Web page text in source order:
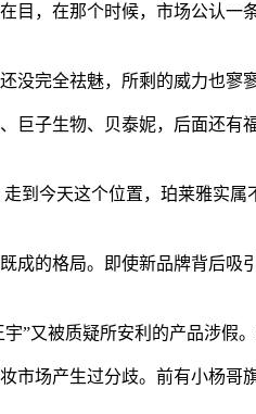
，在那个时候，市场公认
没完全祛魅，所剩的威力也寥
子生物、贝泰妮，后面还
到今天这个位置，珀莱雅实
的格局。即使新品牌背后
”又被质疑所安利的产品涉假
场产生过分歧。前有小杨